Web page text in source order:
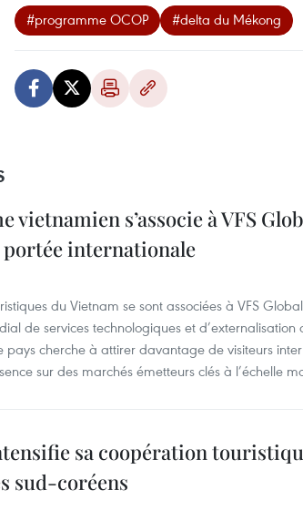
#programme OCOP #delta du Mékong
vietnamien s’associe à VFS
portée internationale
du Vietnam se sont associées à VFS
de services technologiques et
pays cherche à attirer davantage de visiteurs
sur des marchés émetteurs clés à l’échelle
sa coopération
sud-coréens